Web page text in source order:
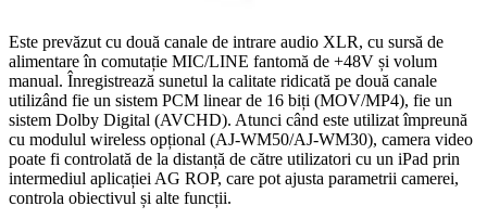
Este prevăzut cu două canale de intrare audio XLR, cu sursă de
alimentare în comutație MIC/LINE fantomă de +48V și volum
manual. Înregistrează sunetul la calitate ridicată pe două canale
utilizând fie un sistem PCM linear de 16 biți (MOV/MP4), fie un
sistem Dolby Digital (AVCHD). Atunci când este utilizat împreună
cu modulul wireless opțional (AJ-WM50/AJ-WM30), camera video
poate fi controlată de la distanță de către utilizatori cu un iPad prin
intermediul aplicației AG ROP, care pot ajusta parametrii camerei,
controla obiectivul și alte funcții.